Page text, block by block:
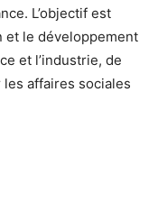
L’objectif est
et le développement
et l’industrie, de
affaires sociales